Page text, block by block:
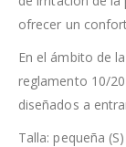
ofrecer un
En el ámbito de
reglamento 10/
diseñados a
Talla: pequeña (S)